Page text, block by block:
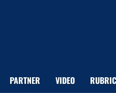
PARTNER VIDEO